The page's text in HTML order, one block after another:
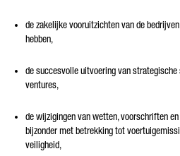
de zakelijke vooruitzichten van de
hebben,
de succesvolle uitvoering van
ventures,
de wijzigingen van wetten, voorschriften
bijzonder met betrekking tot
veiligheid,